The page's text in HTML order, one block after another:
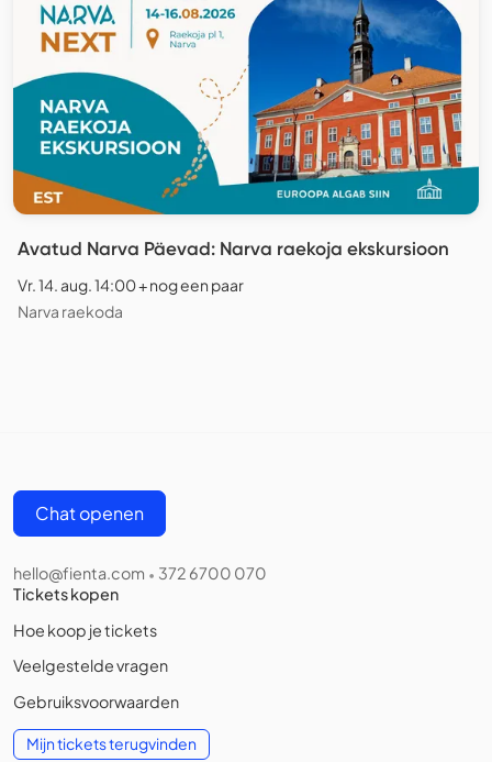
Avatud Narva Päevad: Narva raekoja ekskursioon
Vr. 14. aug. 14:00 + nog een paar
Narva raekoda
Chat openen
hello@fienta.com • 372 6700 070
Tickets kopen
Hoe koop je tickets
Veelgestelde vragen
Gebruiksvoorwaarden
Mijn tickets terugvinden